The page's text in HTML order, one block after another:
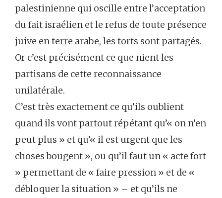
palestinienne qui oscille entre l’acceptation
du fait israélien et le refus de toute présence
juive en terre arabe, les torts sont partagés.
Or c’est précisément ce que nient les
partisans de cette reconnaissance
unilatérale.
C’est très exactement ce qu’ils oublient
quand ils vont partout répétant qu’« on n’en
peut plus » et qu’« il est urgent que les
choses bougent », ou qu’il faut un « acte fort
» permettant de « faire pression » et de «
débloquer la situation » – et qu’ils ne